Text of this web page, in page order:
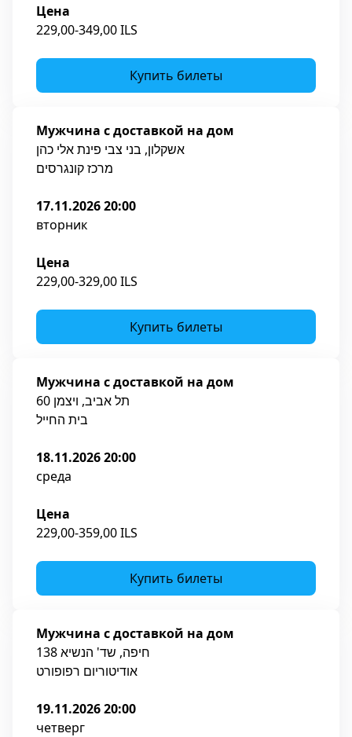
Цена
229,00-349,00 ILS
Купить билеты
Мужчина с доставкой на дом
אשקלון, בני צבי פינת אלי כהן
מרכז קונגרסים
17.11.2026 20:00
вторник
Цена
229,00-329,00 ILS
Купить билеты
Мужчина с доставкой на дом
תל אביב, ויצמן 60
בית החייל
18.11.2026 20:00
среда
Цена
229,00-359,00 ILS
Купить билеты
Мужчина с доставкой на дом
חיפה, שד' הנשיא 138
אודיטוריום רפופורט
19.11.2026 20:00
четверг